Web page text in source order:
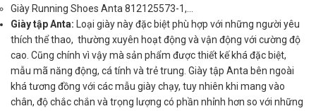
Giày Running Shoes Anta 812125573-1,...
Giày tập Anta: Loại giày này đặc biệt phù hợp với những người yêu
thích thể thao, thường xuyên hoạt động và vận động với cường độ
cao. Cũng chính vì vậy mà sản phẩm được thiết kế khá đặc biệt,
mẫu mã năng động, cá tính và trẻ trung. Giày tập Anta bên ngoài
khá tương đồng với các mẫu giày chạy, tuy nhiên khi mang vào
chân, độ chắc chắn và trọng lượng có phần nhỉnh hơn so với những